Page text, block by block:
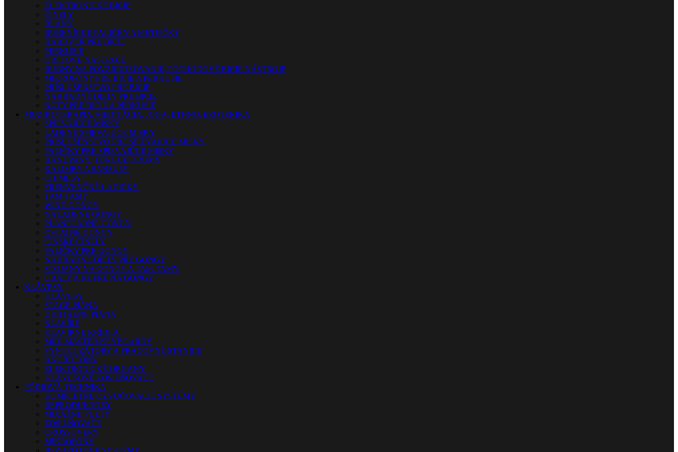
ELEKTRONICKÉ BICIE
ČINELY
BLANY
BUBENÍCKE PALIČKY A METLIČKY
HARDVÉR PRE BICIE
PERKUSIE
ORFFOVÉ NÁSTROJE
BUBNY NA POVZBUDZOVANIE, POCHODOVÉ BICIE NÁSTROJE
MIKROFÓNY PRE BICIE A PERKUSIE
PRÍSLUŠENSTVO PRE BICIE
NÁHRADNÉ DIELY PRE BICIE
NOTY PRE BICIE A PERKUSIE
MUZIKOTERAPIA, MEDITÁCIA, JOGA, ETHNO, EZOTERIKA
SPIEVAJÚCE MISKY
LADENÉ SPIEVAJÚCE MISKY
PRISLUŠENSTVO PRE SPIEVAJÚCE MISKY
PALIČKY PRE SPIEVAJÚCE MISKY
HANDPANY, TONGUE DRUMY
KALIMBY A SANSULY
CHIMESY
FREKVENČNÉ LADIČKY
TAM-TAMY
WIND GONGY
NALADENÉ GONGY
PLANETÁRNE GONGY
OSTATNÉ GONGY
ČÍNSKE ČINELY
PALIČKY PRE GONGY
NÁHRADNÉ DIELY PRE GONGY
STOJANY NA GONGY A TAM-TAMY
OBALY A KUFRE NA GONGY
KLÁVESY
KLÁVESY
STAGE PIÁNA
DIGITÁLNE PIÁNA
KLAVÍRE
KLAVÍRNE KRÍDLA
MIDI MASTER KEYBOARDY
SYNTETIZÁTORY A PRACOVNÉ STANICE
AKORDEÓNY
ELEKTRONICKÉ ORGANY
KLÁVESOVÉ ZOSILŇOVAČE
PÓDIOVÁ TECHNIKA
KOMPLETNÉ OZVUČOVACIE SYSTÉMY
REPRODUKTORY
MIXÁŽNE PULTY
ZOSILŇOVAČE
CROSSOVERY
MIKROFÓNY
BEZDRÔTOVÉ SYSTÉMY